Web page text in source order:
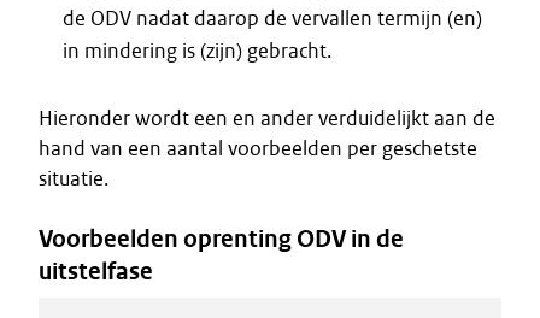
de ODV nadat daarop de vervallen termijn (en)
in mindering is (zijn) gebracht.
Hieronder wordt een en ander verduidelijkt aan de
hand van een aantal voorbeelden per geschetste
situatie.
Voorbeelden oprenting ODV in de
uitstelfase